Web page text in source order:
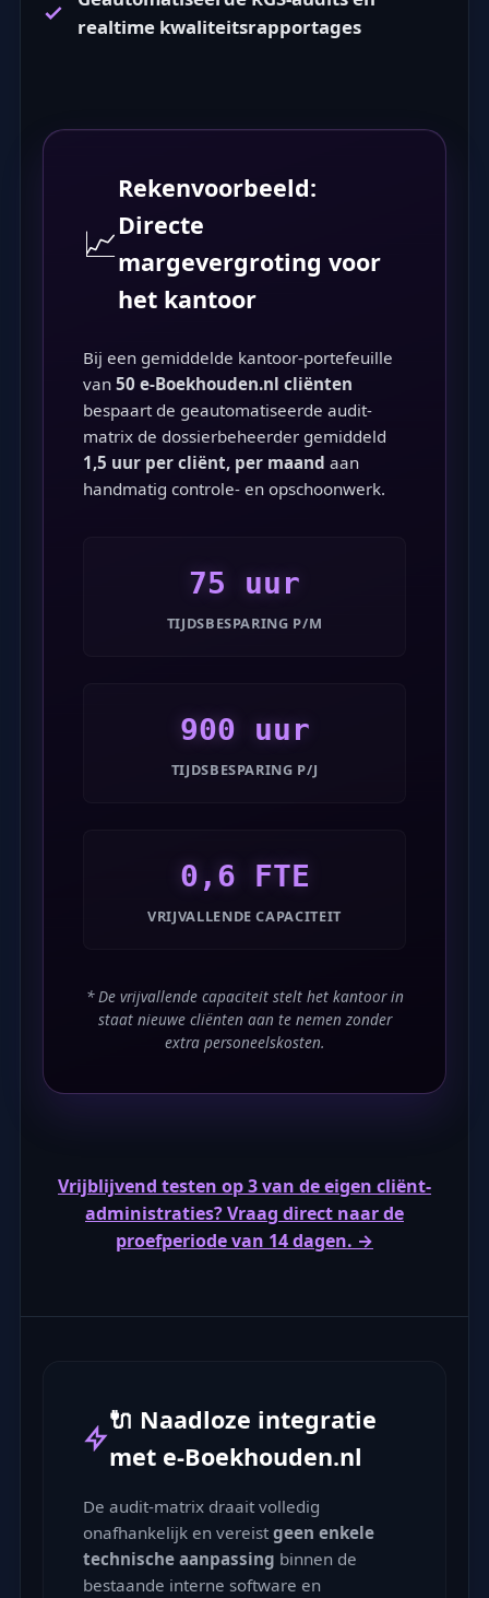
realtime kwaliteitsrapportages
📈
Rekenvoorbeeld:
Directe
margevergroting voor
het kantoor
Bij een gemiddelde kantoor-portefeuille
van 50 e-Boekhouden.nl cliënten
bespaart de geautomatiseerde audit-
matrix de dossierbeheerder gemiddeld
1,5 uur per cliënt, per maand aan
handmatig controle- en opschoonwerk.
75 uur
TIJDSBESPARING P/M
900 uur
TIJDSBESPARING P/J
0,6 FTE
VRIJVALLENDE CAPACITEIT
* De vrijvallende capaciteit stelt het kantoor in
staat nieuwe cliënten aan te nemen zonder
extra personeelskosten.
Vrijblijvend testen op 3 van de eigen cliënt-
administraties? Vraag direct naar de
proefperiode van 14 dagen. →
🔌 Naadloze integratie
met e-Boekhouden.nl
De audit-matrix draait volledig
onafhankelijk en vereist geen enkele
technische aanpassing binnen de
bestaande interne software en